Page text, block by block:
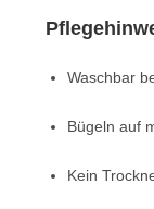
Waschbar
Bügeln auf
Kein